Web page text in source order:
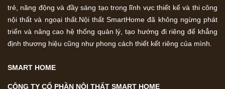
trẻ, năng động và đầy sáng tạo trong lĩnh vực thiết kế và thi công
nội thất và ngoại thất.Nội thất SmartHome đã không ngừng phát
triển và nâng cao hệ thống quản lý, tạo hướng đi riêng để khẳng
định thương hiệu cũng như phong cách thiết kết riêng của mình.
SMART HOME
CÔNG TY CỔ PHẦN NỘI THẤT SMART HOME